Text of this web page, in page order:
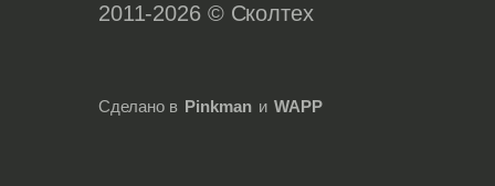
2011-2026 © Сколтех
Сделано в Pinkman и WAPP